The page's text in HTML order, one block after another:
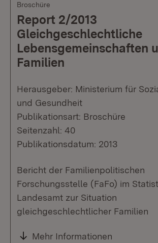
Broschüre
Report 2/2013
Gleichgeschlechtliche
Lebensgemeinschaften
Familien
Herausgeber: Ministerium für
und Gesundheit
Publikationsart: Broschüre
Seitenzahl: 40
Publikationsdatum: 2013
Bericht der Familienpolitischen
Forschungsstelle (FaFo) im
Landesamt zur Situation
gleichgeschlechtlicher Familien
Mehr Informationen